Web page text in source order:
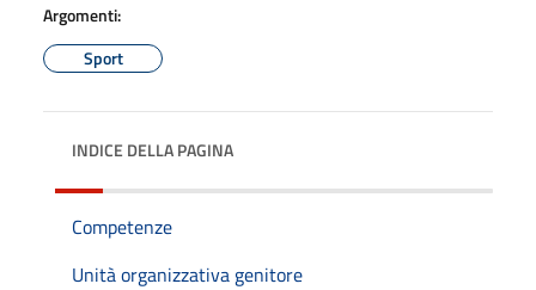
Argomenti:
Sport
INDICE DELLA PAGINA
Competenze
Unità organizzativa genitore